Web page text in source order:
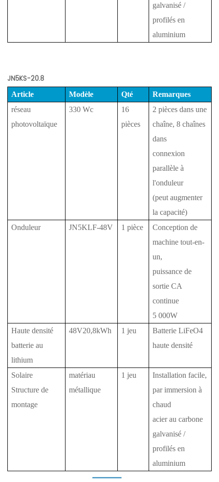
galvanisé /
profilés en
aluminium
JN5KS-20.8
Article Modèle Qté
Remarques
réseau
photovoltaïque
330 Wc
16
pièces
2 pièces dans une
chaîne, 8 chaînes
dans
connexion
parallèle à
l'onduleur
(peut augmenter
la capacité)
Onduleur
JN5KLF-48V 1 pièce
Conception de
machine tout-en-
un,
puissance de
sortie CA
continue
5000W
Haute densité
batterie au
lithium
48V20,8kWh 1 jeu
Batterie LiFeO4
haute densité
Solaire
Structure de
montage
matériau
métallique
1 jeu
Installation facile,
par immersion à
chaud
acier au carbone
galvanisé /
profilés en
aluminium